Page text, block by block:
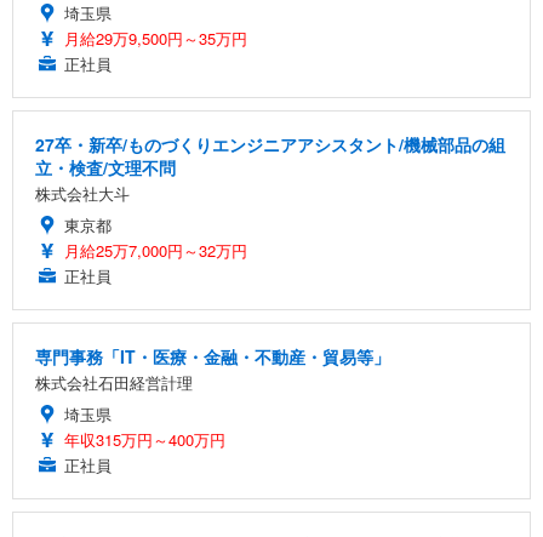
埼玉県
月給29万9,500円～35万円
正社員
27卒・新卒/ものづくりエンジニアアシスタント/機械部品の組
立・検査/文理不問
株式会社大斗
東京都
月給25万7,000円～32万円
正社員
専門事務「IT・医療・金融・不動産・貿易等」
株式会社石田経営計理
埼玉県
年収315万円～400万円
正社員